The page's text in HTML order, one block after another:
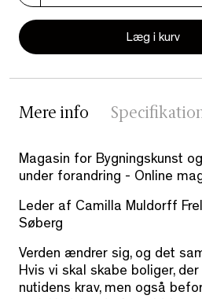
Læg i kurv
Mere info
Magasin for Bygningskunst
under forandring - Online
Leder af Camilla Muldorff
Søberg
Verden ændrer sig, og det
Hvis vi skal skabe boliger,
nutidens krav, men også